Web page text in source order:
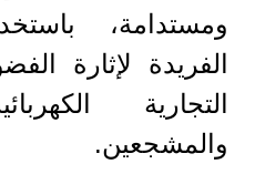
ومستدامة،
الفريدة لإثارة
التجارية
والمشجعين.